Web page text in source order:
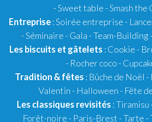
-Sweet table -Smash the
Entreprise: Soirée entreprise -
- Séminaire - Gala - Team-
Les biscuits et gâtelets : Cookie -
- Rocher coco -
Tradition & fêtes : Bûche de Noël -
Valentin - Halloween - Fête
Les classiques revisités :Tiramisu
Forêt-noire - Paris-Brest - Tarte -